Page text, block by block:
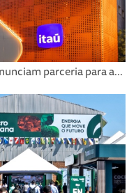
parceria para a...